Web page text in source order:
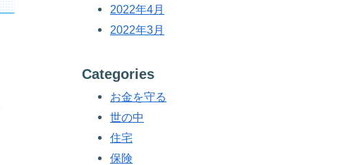
2022年4月
2022年3月
Categories
お金を守る
世の中
住宅
保険